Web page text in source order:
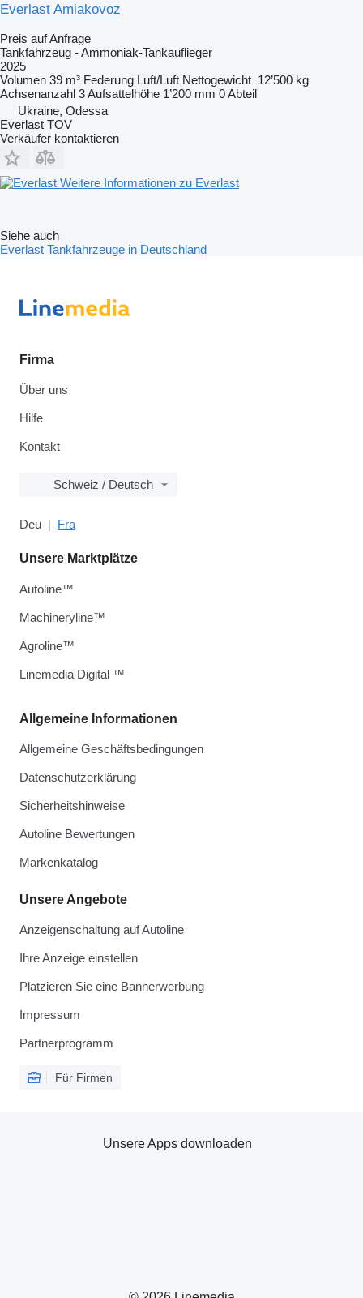
Everlast Amiakovoz
Preis auf Anfrage
Tankfahrzeug - Ammoniak-Tankauflieger
2025
Volumen 39 m³ Federung Luft/Luft Nettogewicht 12’500 kg
Achsenanzahl 3Aufsattelhöhe 1’200 mm 0 Abteil
Ukraine, Odessa
Everlast TOV
Verkäufer kontaktieren
Weitere Informationen zu Everlast
Siehe auch
Everlast Tankfahrzeuge in Deutschland
Firma
Über uns
Hilfe
Kontakt
Schweiz / Deutsch
Deu Fra
Allgemeine Informationen
Allgemeine Geschäftsbedingungen
Datenschutzerklärung
Sicherheitshinweise
Autoline Bewertungen
Markenkatalog
Unsere Angebote
Anzeigenschaltung auf Autoline
Ihre Anzeige einstellen
Platzieren Sie eine Bannerwerbung
Impressum
Partnerprogramm
Für Firmen
Unsere Marktplätze
Autoline™
Machineryline™
Agroline™
Linemedia Digital ™
Unsere Apps downloaden